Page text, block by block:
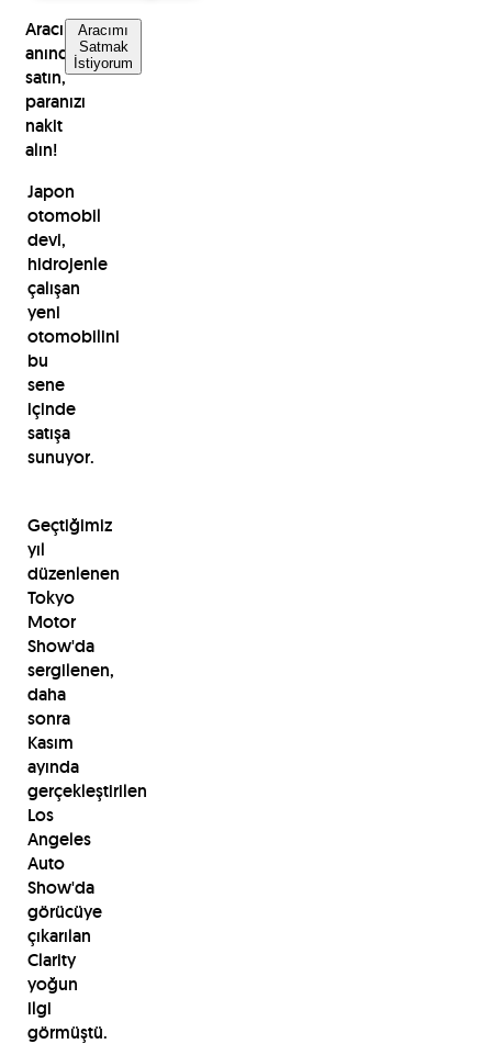
Aracınızı
anında
satın,
paranızı
nakit
alın!
Aracımı
Satmak
İstiyorum
Japon
otomobil
devi,
hidrojenle
çalışan
yeni
otomobilini
bu
sene
içinde
satışa
sunuyor.
Geçtiğimiz
yıl
düzenlenen
Tokyo
Motor
Show'da
sergilenen,
daha
sonra
Kasım
ayında
gerçekleştirilen
Los
Angeles
Auto
Show'da
görücüye
çıkarılan
Clarity
yoğun
ilgi
görmüştü.